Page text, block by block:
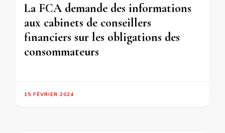
La FCA demande des informations
aux cabinets de conseillers
financiers sur les obligations des
consommateurs
15 FÉVRIER 2024